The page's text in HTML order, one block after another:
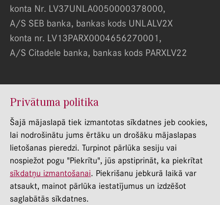
konta Nr. LV37UNLA0050000378000,
A/S SEB banka, bankas kods UNLALV2X
konta nr. LV13PARX0004656270001,
A/S Citadele banka, bankas kods PARXLV22
© RSU Stomatologijas Instituts 2022
Privātuma politika
Trauksmes celšana
Personāla atlases procesa privātuma politika
Mājas lapas izstrāde
Privātuma politika
Šajā mājaslapā tiek izmantotas sīkdatnes jeb cookies,
lai nodrošinātu jums ērtāku un drošāku mājaslapas
lietošanas pieredzi. Turpinot pārlūka sesiju vai
nospiežot pogu "Piekrītu", jūs apstiprināt, ka piekrītat
sīkdatņu izmantošanai. Piekrišanu jebkurā laikā var
atsaukt, mainot pārlūka iestatījumus un izdzēšot
saglabātās sīkdatnes.